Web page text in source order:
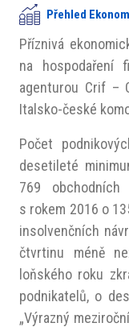
​​Projekty
Členská
Přehled
Příznivá
na hospodaření
agenturou Crif –
Italsko-české
Počet
desetileté
769
s rokem 2016 o
insolvenčních
čtvrtinu méně
loňského roku
podnikatelů, o
„Výrazný